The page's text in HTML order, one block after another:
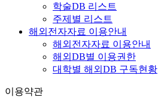
학술DB 리스트
주제별 리스트
해외전자자료 이용안내
해외전자자료 이용안내
해외DB별 이용권한
대학별 해외DB 구독현황
이용약관